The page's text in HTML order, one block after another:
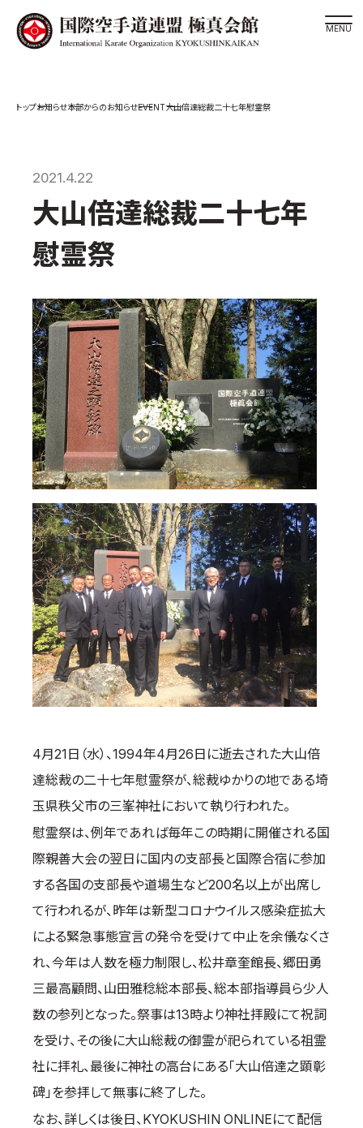
大山倍達総裁 紹介
松井章奎館長 紹介
極真会館の概要
役員紹介
各委員会紹介
国際空手道連盟について
お知らせ
本部からのお知らせ
支部からのお知らせ
公式記録
試合規則
入門のご案内
青少年部・保護者の方へ
一般の部・壮年部の方
会員制度
取材のお申し込み
よくある質問
本サイトについて
プライバシーポリシー
サイトマップ
Language
日本語
English
お知らせ本部からのお知らせEVENT大山倍達総裁二十七年慰霊祭
2021.4.22
大山倍達総裁二十七年
慰霊祭
4月21日（水）、1994年4月26日に逝去された大山倍
達総裁の二十七年慰霊祭が、総裁ゆかりの地である埼
玉県秩父市の三峯神社において執り行われた。
慰霊祭は、例年であれば毎年この時期に開催される国
際親善大会の翌日に国内の支部長と国際合宿に参加
する各国の支部長や道場生など200名以上が出席し
て行われるが、昨年は新型コロナウイルス感染症拡大
による緊急事態宣言の発令を受けて中止を余儀なくさ
れ、今年は人数を極力制限し、松井章奎館長、郷田勇
三最高顧問、山田雅稔総本部長、総本部指導員ら少人
数の参列となった。祭事は13時より神社拝殿にて祝詞
を受け、その後に大山総裁の御霊が祀られている祖霊
社に拝礼、最後に神社の高台にある「大山倍達之顕彰
碑」を参拝して無事に終了した。
なお、詳しくは後日、KYOKUSHIN ONLINEにて配信